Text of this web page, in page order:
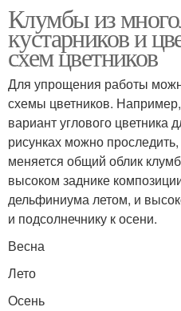
Клумбы из
кустарников и
схем цветников
Для упрощения работы
схемы цветников.
вариант углового цветника
рисунках можно проследить,
меняется общий облик
высоком заднике
дельфиниума летом, и
и подсолнечнику к осени.
Весна
Лето
Осень